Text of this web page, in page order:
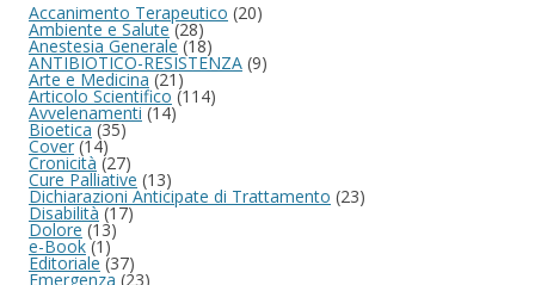
Accanimento Terapeutico (20)
Ambiente e Salute(28)
Anestesia Generale(18)
ANTIBIOTICO-RESISTENZA (9)
Arte e Medicina(21)
Articolo Scientifico (114)
Avvelenamenti(14)
Bioetica(35)
Cover(14)
Cronicità (27)
Cure Palliative (13)
Dichiarazioni Anticipate di Trattamento (23)
Disabilità(17)
Dolore(13)
e-Book(1)
Editoriale (37)
Emergenza (23)